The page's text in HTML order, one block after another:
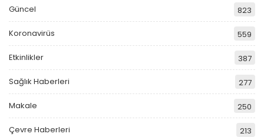
Güncel 823
Koronavirüs 559
Etkinlikler 387
Sağlık Haberleri 277
Makale 250
Çevre Haberleri 213